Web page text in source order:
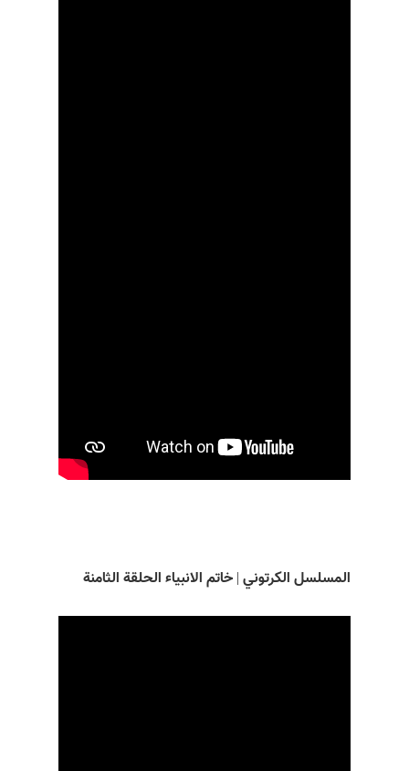
المسلسل الکرتوني | خاتم الانبياء الحلقة الثامنة